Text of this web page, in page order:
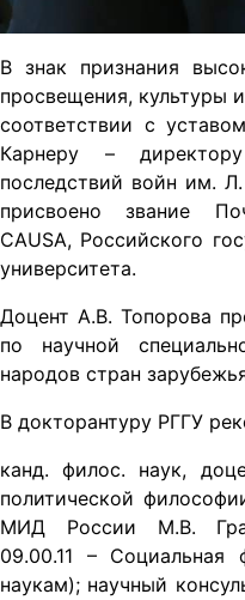
В знак признания
просвещения, культуры
соответствии с
Карнеру –
последствий войн им.
присвоено звание
CAUSA, Российского
университета.
Доцент А.В. Топорова
по научной
народов стран
В докторантуру РГГУ
канд. филос. наук,
политической
МИД России М.В.
09.00.11 –
наукам); научный